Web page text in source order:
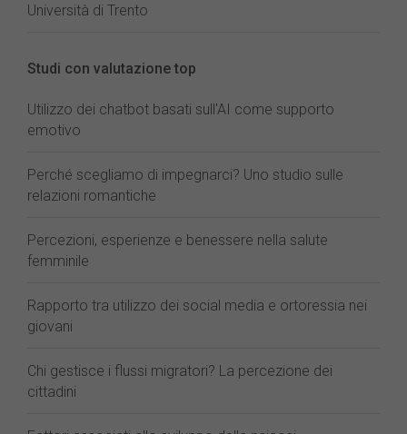
Università di Trento
Studi con valutazione top
Utilizzo dei chatbot basati sull'AI come supporto
emotivo
Perché scegliamo di impegnarci? Uno studio sulle
relazioni romantiche
Percezioni, esperienze e benessere nella salute
femminile
Rapporto tra utilizzo dei social media e ortoressia nei
giovani
Chi gestisce i flussi migratori? La percezione dei
cittadini